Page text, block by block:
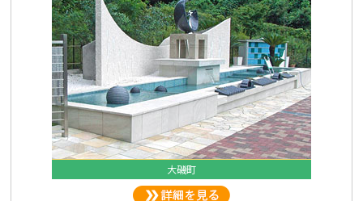
大磯町